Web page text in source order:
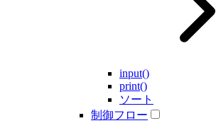
input()
print()
ソート
制御フロー